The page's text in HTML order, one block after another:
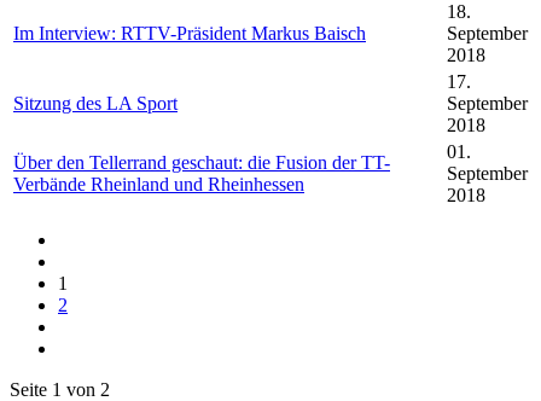
Im Interview: RTTV-Präsident Markus Baisch
18.
September
2018
Sitzung des LA Sport
17.
September
2018
Über den Tellerrand geschaut: die Fusion der TT-
Verbände Rheinland und Rheinhessen
01.
September
2018
1
2
Seite 1 von 2